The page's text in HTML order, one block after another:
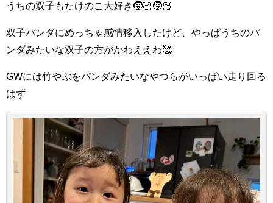
うちの双子もたけのこ大好き🧒🏻🧒🏻
双子パンダにめっちゃ感情移入したけど、やっぱうちのパ
ンダみたいな双子の方がかわええわ🥰
GWには竹やぶをパンダみたいなやつらがいっぱい走り回る
はず